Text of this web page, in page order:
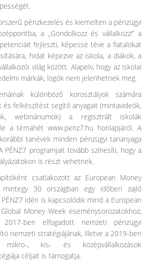
pénzkezelés és kiemelten a pénzügyi
a „Gondolkozz és vállalkozz!” a
fejleszti, képessé téve a fiatalokat
hidat képezve az iskola, a diákok, a
világ között. Alapelv, hogy az iskolai
márkák, logók nem jelenhetnek meg.
különböző korosztályok számára
és felkészítést segítő anyagait (mintavideók,
webináriumok) a regisztrált iskolák
a témahét www.penz7.hu honlapjáról. A
tanévek minden pénzügyi tananyaga
PÉNZ7 programjait tovább színesíti, hogy a
is részt vehetnek.
csatlakozott az European Money
mintegy 30 országban egy időben zajló
idén is kapcsolódik mind a European
Money Week eseménysorozatokhoz,
ben elfogadott nemzeti pénzügyi
nemzeti stratégiájának, illetve a 2019-ben
mikro-, kis- és középvállalkozások
céljait is támogatja.